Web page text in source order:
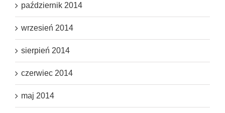
październik 2014
wrzesień 2014
sierpień 2014
czerwiec 2014
maj 2014